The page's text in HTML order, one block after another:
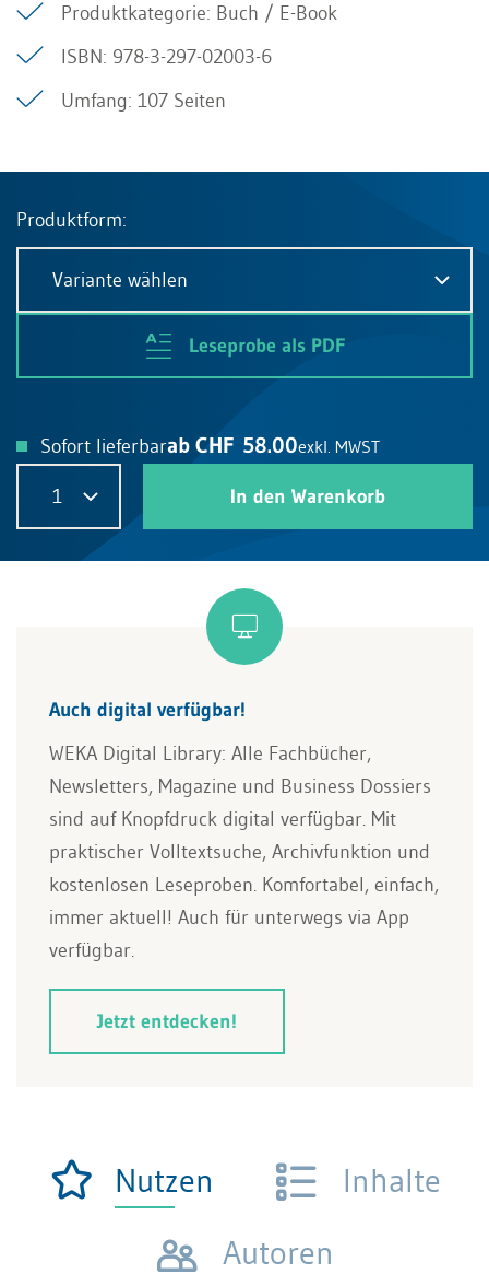
Produktkategorie: Buch / E-Book
ISBN: 978-3-297-02003-6
Umfang: 107 Seiten
Produktform:
Variante wählen
Leseprobe als PDF
Sofort lieferbarab CHF 58.00exkl. MWST
1 In den Warenkorb
Auch digital verfügbar!
WEKA Digital Library: Alle Fachbücher,
Newsletters, Magazine und Business Dossiers
sind auf Knopfdruck digital verfügbar. Mit
praktischer Volltextsuche, Archivfunktion und
kostenlosen Leseproben. Komfortabel, einfach,
immer aktuell! Auch für unterwegs via App
verfügbar.
Jetzt entdecken!
Nutzen
Inhalte
Autoren